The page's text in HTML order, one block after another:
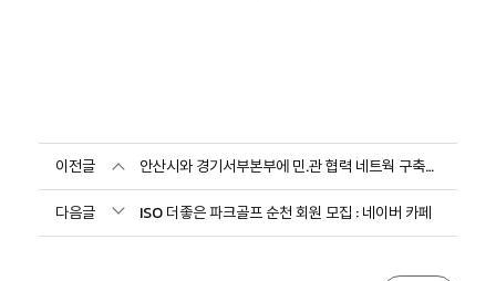
이전글
안산시와 경기서부본부에 민.관 협력 네트웍 구축을 위해
다음글
ISO 더좋은 파크골프 순천 회원 모집 : 네이버 카페